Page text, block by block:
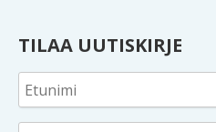
TILAA UUTISKIRJE